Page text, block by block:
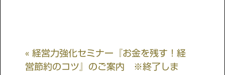
« 経営力強化セミナー『お金を残す！経
営節約のコツ』のご案内 ※終了しま